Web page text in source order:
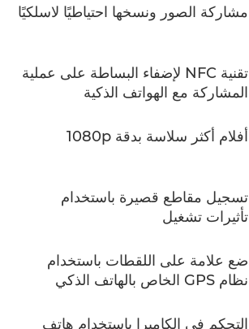
مشاركة الصور ونسخها احتياطيًا لاسلكيًا
تقنية NFC لإضفاء البساطة على عملية
المشاركة مع الهواتف الذكية
أفلام أكثر سلاسة بدقة 1080p
تسجيل مقاطع قصيرة باستخدام
تأثيرات تشغيل
ضع علامة على اللقطات باستخدام
نظام GPS الخاص بالهاتف الذكي
التحكم في الكاميرا باستخدام هاتف